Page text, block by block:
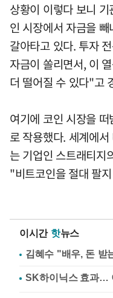
상황이 이렇다 보니
인 시장에서 자금을
갈아타고 있다. 투자
자금이 쏠리면서, 이
더 떨어질 수 있다"고
여기에 코인 시장을
로 작용했다. 세계에
는 기업인 스트래티지
"비트코인을 절대 팔
이시간 핫뉴스
김혜수 "배우, 돈 받